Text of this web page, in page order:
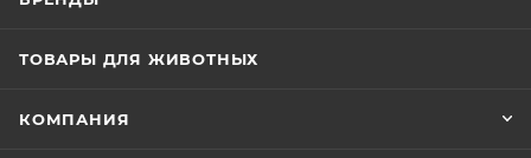
закрепить палочку с учетом размера птица и клетки.
ТОВАРЫ ДЛЯ ЖИВОТНЫХ
КОМПАНИЯ